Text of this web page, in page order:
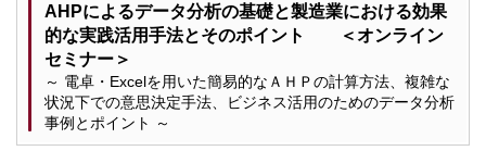
AHPによるデータ分析の基礎と製造業における効果
的な実践活用手法とそのポイント ＜オンライン
セミナー＞
～ 電卓・Excelを用いた簡易的なＡＨＰの計算方法、複雑な
状況下での意思決定手法、ビジネス活用のためのデータ分析
事例とポイント ～